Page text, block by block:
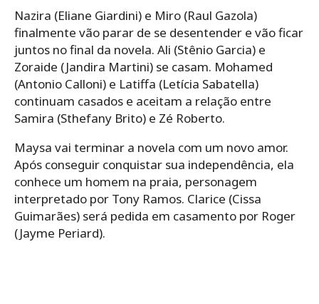
Nazira (Eliane Giardini) e Miro (Raul Gazola)
finalmente vão parar de se desentender e vão ficar
juntos no final da novela. Ali (Stênio Garcia) e
Zoraide (Jandira Martini) se casam. Mohamed
(Antonio Calloni) e Latiffa (Letícia Sabatella)
continuam casados e aceitam a relação entre
Samira (Sthefany Brito) e Zé Roberto.
Maysa vai terminar a novela com um novo amor.
Após conseguir conquistar sua independência, ela
conhece um homem na praia, personagem
interpretado por Tony Ramos. Clarice (Cissa
Guimarães) será pedida em casamento por Roger
(Jayme Periard).